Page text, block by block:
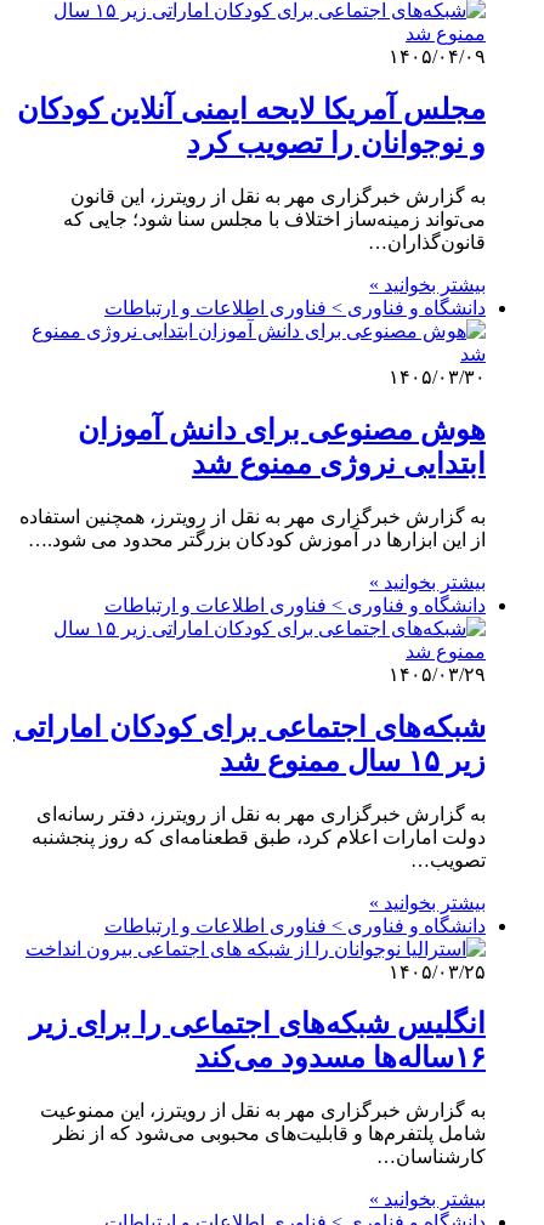
۱۴۰۵/۰۴/۰۹
مجلس آمریکا لایحه ایمنی آنلاین کودکان
و نوجوانان را تصویب کرد
به گزارش خبرگزاری مهر به نقل از رویترز، این قانون
می‌تواند زمینه‌ساز اختلاف با مجلس سنا شود؛ جایی که
قانون‌گذاران…
بیشتر بخوانید »
دانشگاه و فناوری > فناوری اطلاعات و ارتباطات
۱۴۰۵/۰۳/۳۰
هوش مصنوعی برای دانش آموزان
ابتدایی نروژی ممنوع شد
به گزارش خبرگزاری مهر به نقل از رویترز، همچنین استفاده
از این ابزارها در آموزش کودکان بزرگتر محدود می شود.…
بیشتر بخوانید »
دانشگاه و فناوری > فناوری اطلاعات و ارتباطات
۱۴۰۵/۰۳/۲۹
شبکه‌های اجتماعی برای کودکان اماراتی
زیر ۱۵ سال ممنوع شد
به گزارش خبرگزاری مهر به نقل از رویترز، دفتر رسانه‌ای
دولت امارات اعلام کرد، طبق قطعنامه‌ای که روز پنجشنبه
تصویب…
بیشتر بخوانید »
دانشگاه و فناوری > فناوری اطلاعات و ارتباطات
۱۴۰۵/۰۳/۲۵
انگلیس شبکه‌های اجتماعی را برای زیر
۱۶ساله‌ها مسدود می‌کند
به گزارش خبرگزاری مهر به نقل از رویترز، این ممنوعیت
شامل پلتفرم‌ها و قابلیت‌های محبوبی می‌شود که از نظر
کارشناسان…
بیشتر بخوانید »